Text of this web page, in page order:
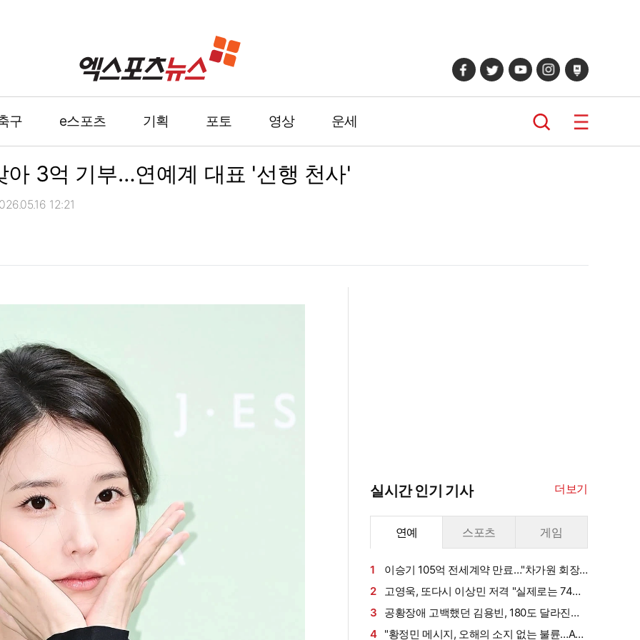
구 e스포츠 기획 포토 영상 운세
아 3억 기부…연예계 대표 '선행 천사'
12:21
실시간 인기 기사 더보기
연예 스포츠 게임
1
이승기 105억 전세계약 만료…"차가원 회장,
보증금 안 주면 법적 조치"
2
고영욱, 또다시 이상민 저격 "실제로는 74년
생…신정환도 나중에 알고 욕해"
3
공황장애 고백했던 김용빈, 180도 달라진
삶…연이은 겹경사
4 "황정민 메시지, 오해의 소지 없는 불륜…A씨